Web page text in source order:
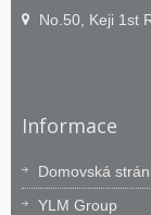
No.50, Keji 1st
Informace
Domovská
YLM Group